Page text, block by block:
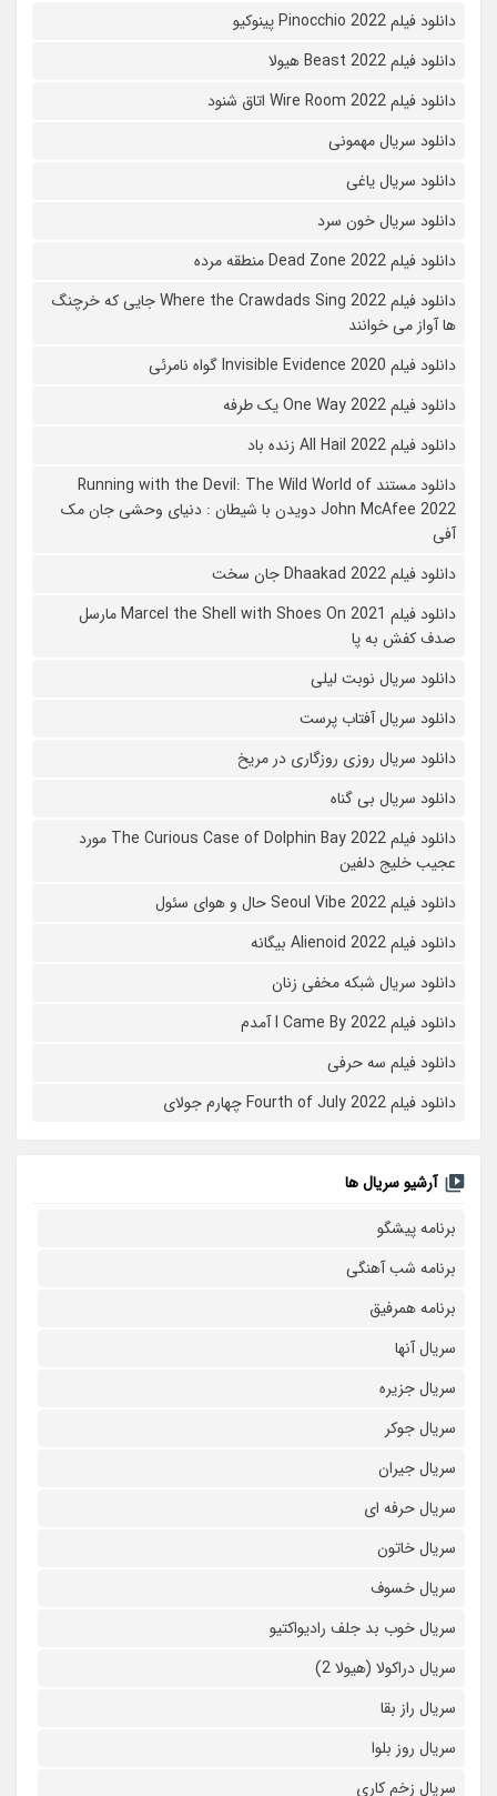
دانلود فیلم Pinocchio 2022 پینوکیو
دانلود فیلم Beast 2022 هیولا
دانلود فیلم Wire Room 2022 اتاق شنود
دانلود سریال مهمونی
دانلود سریال یاغی
دانلود سریال خون سرد
دانلود فیلم 2022 Dead Zone منطقه مرده
دانلود فیلم Where the Crawdads Sing 2022 جایی که خرچنگ
ها آواز می خوانند
دانلود فیلم 2020 Invisible Evidence گواه نامرئی
دانلود فیلم One Way 2022 یک طرفه
دانلود فیلم All Hail 2022 زنده باد
دانلود مستند Running with the Devil: The Wild World of
John McAfee 2022 دویدن با شیطان : دنیای وحشی جان مک
آفی
دانلود فیلم Dhaakad 2022 جان سخت
دانلود فیلم Marcel the Shell with Shoes On 2021 مارسل
صدف کفش به پا
دانلود سریال نوبت لیلی
دانلود سریال آفتاب پرست
دانلود سریال روزی روزگاری در مریخ
دانلود سریال بی گناه
دانلود فیلم The Curious Case of Dolphin Bay 2022 مورد
عجیب خلیج دلفین
دانلود فیلم Seoul Vibe 2022 حال و هوای سئول
دانلود فیلم Alienoid 2022 بیگانه
دانلود سریال شبکه مخفی زنان
دانلود فیلم I Came By 2022 آمدم
دانلود فیلم سه حرفی
دانلود فیلم Fourth of July 2022 چهارم جولای
آرشیو سریال ها
برنامه پیشگو
برنامه شب آهنگی
برنامه همرفیق
سریال آنها
سریال جزیره
سریال جوکر
سریال جیران
سریال حرفه ای
سریال خاتون
سریال خسوف
سریال خوب بد جلف رادیواکتیو
سریال دراکولا (هیولا 2)
سریال راز بقا
سریال روز بلوا
سریال زخم کاری